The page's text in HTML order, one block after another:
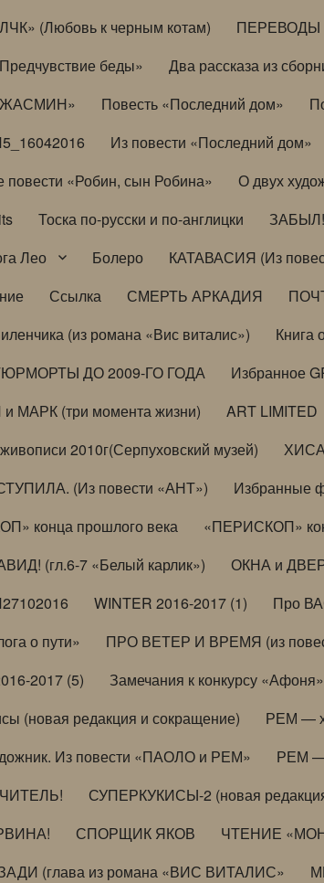
(Любовь к черным котам)
ПЕРЕВОДЫ
беды»
Два рассказа из
Повесть «Последний дом»
Из повести «Последний дом»
повести «Робин, сын Робина»
О двух
Тоска по-русски и по-англицки
Лео
Болеро КАТАВАСИЯ (Из
Ссылка СМЕРТЬ АРКАДИЯ
(из романа «Вис виталис»)
Книга
ДО 2009-ГО ГОДА
Избранное
МАРК (три момента жизни)
ART LIMITED
2010г(Серпуховский музей)
(Из повести «АНТ»)
Избранные
конца прошлого века
«ПЕРИСКОП»
(гл.6-7 «Белый карлик»)
ОКНА и
WINTER 2016-2017 (1) Про
о пути»
ПРО ВЕТЕР И ВРЕМЯ (из
2017 (5)
Замечания к конкурсу «Афоня»
(новая редакция и сокращение)
РЕМ —
Из повести «ПАОЛО и РЕМ»
РЕМ —
СУПЕРКУКИСЫ-2 (новая
СПОРЩИК ЯКОВ ЧТЕНИЕ
(глава из романа «ВИС ВИТАЛИС»